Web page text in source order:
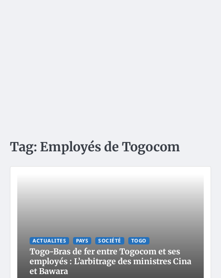
Tag: Employés de Togocom
ACTUALITES PAYS SOCIÉTÉ TOGO
Togo-Bras de fer entre Togocom et ses
employés : L’arbitrage des ministres Cina
et Bawara